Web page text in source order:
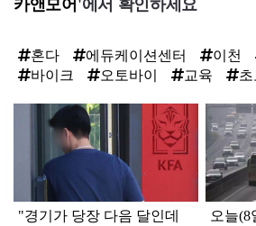
카앤모어 '에서 확인하세요
혼다 에듀케이션센터 이천
바이크
오토바이 교육
"경기가 당장 다음 달인데
오늘(8